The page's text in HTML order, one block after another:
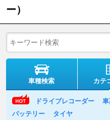
ー）
車種検索 カテ
ドライブレコーダー
バッテリー
タイヤ